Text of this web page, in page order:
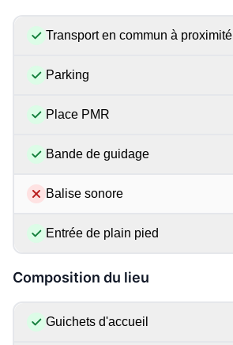
Transport en commun à proximité
Parking
Place PMR
Bande de guidage
Balise sonore
Entrée de plain pied
Composition du lieu
Guichets d'accueil